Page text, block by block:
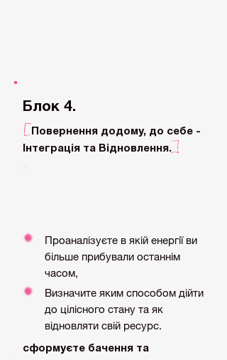
Блок 4.
[
Повернення додому, до себе -
Інтеграція та Відновлення. ]
Проаналізуєте в якій енергії ви
більше прибували останнім
часом,
Визначите яким способом дійти
до цілісного стану та як
відновляти свій ресурс.
сформуєте бачення та